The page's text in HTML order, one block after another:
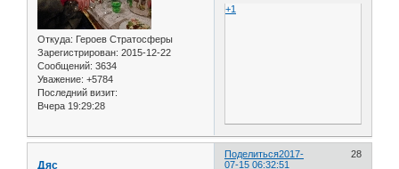
Откуда: Героев Стратосферы
Зарегистрирован: 2015-12-22
Сообщений: 3634
Уважение: +5784
Последний визит:
Вчера 19:29:28
+1
Поделиться 28
2017-
07-15 06:32:51
Дяс